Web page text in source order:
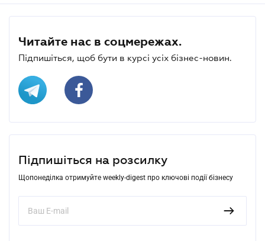
Читайте нас в соцмережах.
Підпишіться, щоб бути в курсі усіх бізнес-новин.
Підпишіться на розсилку
Щопонеділка отримуйте weekly-digest про ключові події бізнесу